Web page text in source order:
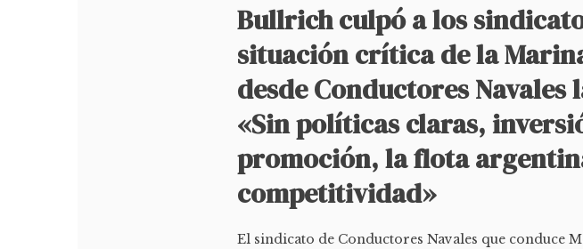
Bullrich culpó a los
situación crítica de la
desde Conductores Navales
«Sin políticas claras,
promoción, la flota
competitividad»
El sindicato de Conductores Navales que conduce